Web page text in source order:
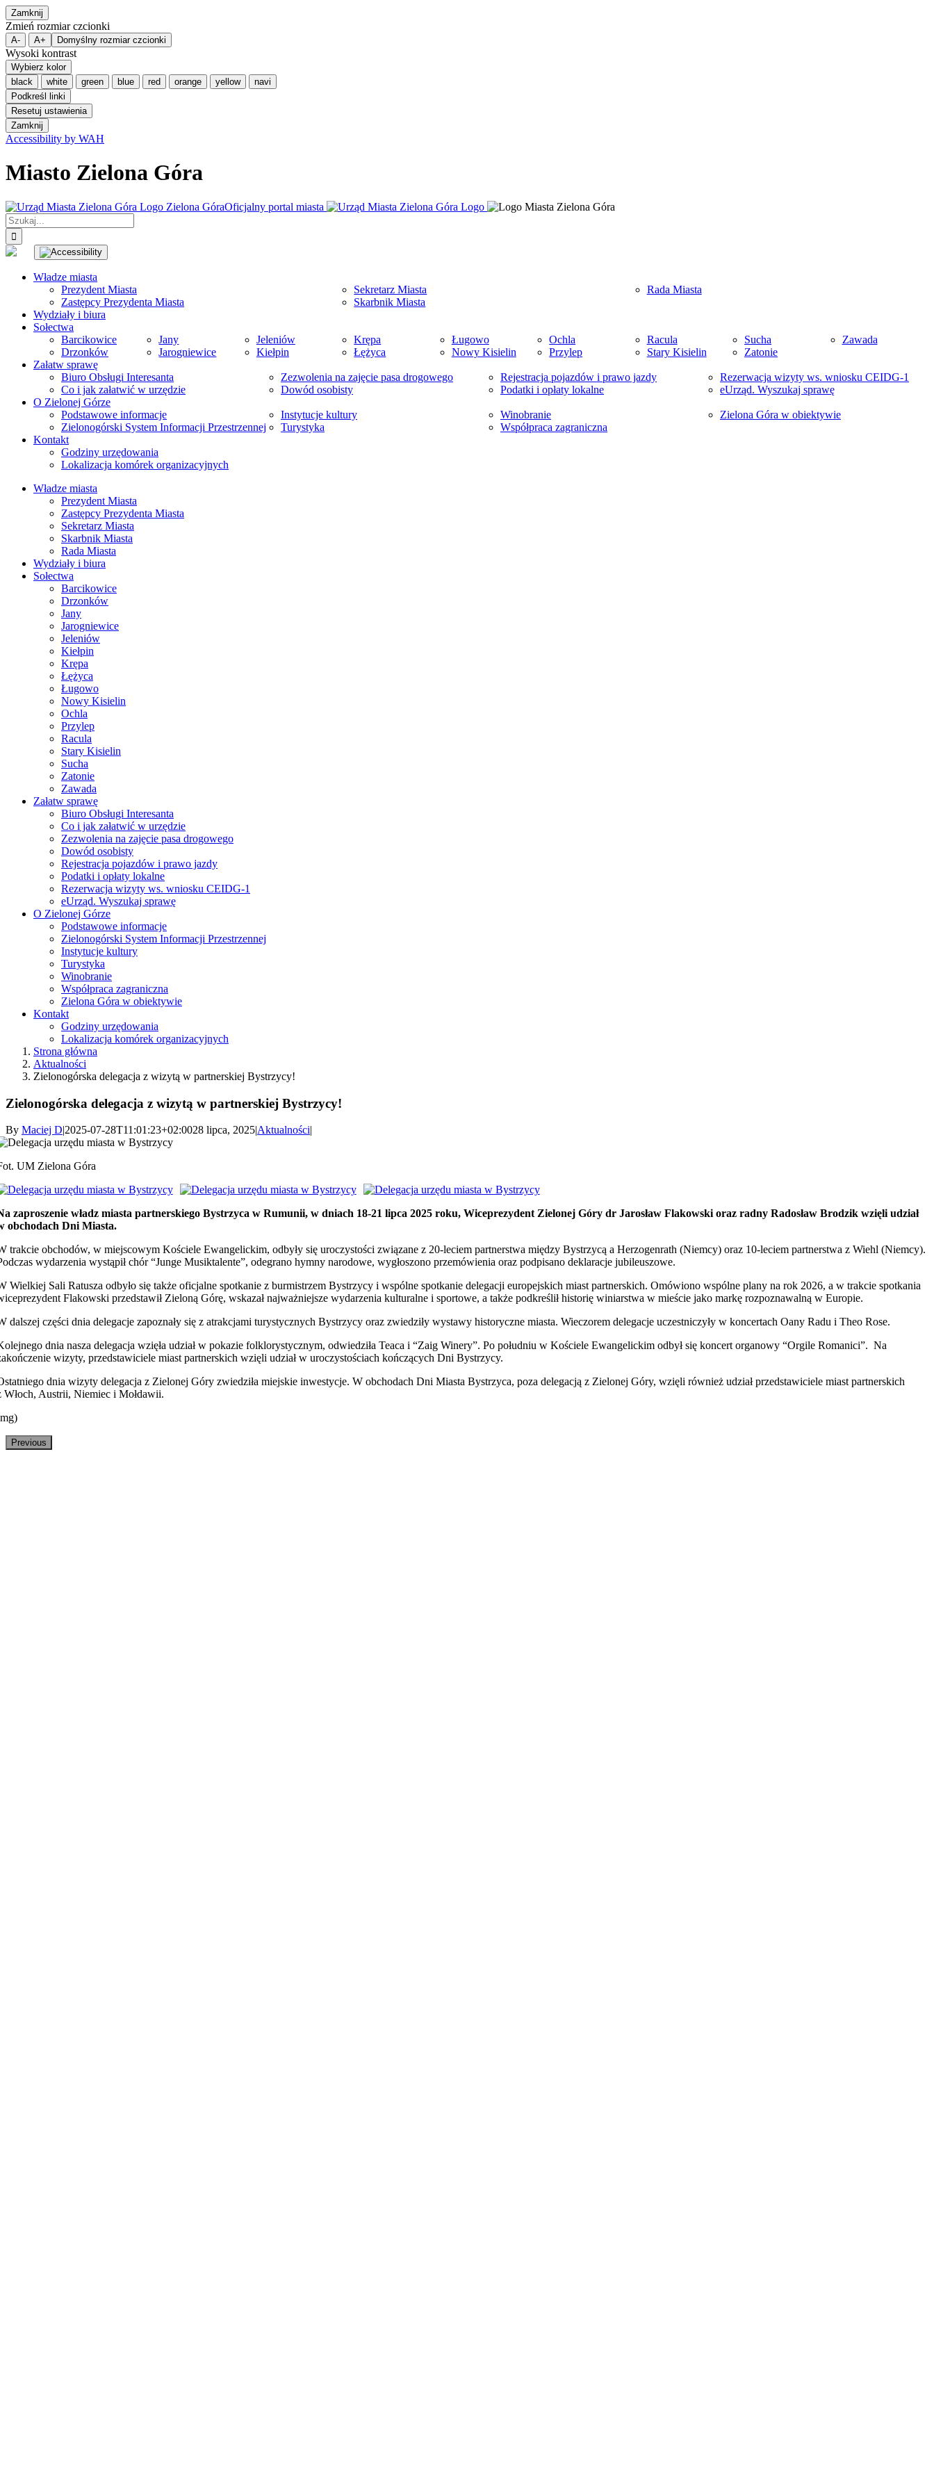
Zamknij
Zmień rozmiar czcionki
A- A+ Domyślny rozmiar czcionki
Wysoki kontrast
Wybierz kolor
black
white green blue red orange yellow
navi
Podkreśl linki
Resetuj ustawienia
Zamknij
Accessibility by WAH
do
zawartości
Miasto Zielona Góra
Zielona GóraOficjalny portal miasta
Szukaj
Facebook
X
YouTube
Instagram
LinkedIn
BIP
Władze miasta
Prezydent Miasta
Zastępcy Prezydenta Miasta
Sekretarz Miasta
Skarbnik Miasta
Rada Miasta
Wydziały i biura
Sołectwa
Barcikowice
Drzonków
Jany
Jarogniewice
Jeleniów
Kiełpin
Krępa
Łężyca
Ługowo
Nowy Kisielin
Ochla
Przylep
Racula
Stary Kisielin
Sucha
Zatonie
Zawada
Załatw sprawę
Biuro Obsługi Interesanta
Co i jak załatwić w urzędzie
Zezwolenia na zajęcie pasa drogowego
Dowód osobisty
Rejestracja pojazdów i prawo jazdy
Podatki i opłaty lokalne
Rezerwacja wizyty ws. wniosku CEIDG-1
eUrząd. Wyszukaj sprawę
O Zielonej Górze
Podstawowe informacje
Zielonogórski System Informacji Przestrzennej
Instytucje kultury
Turystyka
Winobranie
Współpraca zagraniczna
Zielona Góra w obiektywie
Kontakt
Godziny urzędowania
Lokalizacja komórek organizacyjnych
Władze miasta
Prezydent Miasta
Zastępcy Prezydenta Miasta
Sekretarz Miasta
Skarbnik Miasta
Rada Miasta
Wydziały i biura
Sołectwa
Barcikowice
Drzonków
Jany
Jarogniewice
Jeleniów
Kiełpin
Krępa
Łężyca
Ługowo
Nowy Kisielin
Ochla
Przylep
Racula
Stary Kisielin
Sucha
Zatonie
Zawada
Załatw sprawę
Biuro Obsługi Interesanta
Co i jak załatwić w urzędzie
Zezwolenia na zajęcie pasa drogowego
Dowód osobisty
Rejestracja pojazdów i prawo jazdy
Podatki i opłaty lokalne
Rezerwacja wizyty ws. wniosku CEIDG-1
eUrząd. Wyszukaj sprawę
O Zielonej Górze
Podstawowe informacje
Zielonogórski System Informacji Przestrzennej
Instytucje kultury
Turystyka
Winobranie
Współpraca zagraniczna
Zielona Góra w obiektywie
Kontakt
Godziny urzędowania
Lokalizacja komórek organizacyjnych
Strona główna
Aktualności
Zielonogórska delegacja z wizytą w partnerskiej Bystrzycy!
Zielonogórska delegacja z wizytą w partnerskiej Bystrzycy!
By Maciej D|2025-07-28T11:01:23+02:0028 lipca, 2025|Aktualności|
UM Zielona Góra
zaproszenie władz miasta partnerskiego Bystrzyca w Rumunii, w dniach 18-21 lipca 2025 roku, Wiceprezydent Zielonej Góry dr Jarosław Flakowski oraz radny Radosław Brodzik wzięli udział
obchodach Dni Miasta.
trakcie obchodów, w miejscowym Kościele Ewangelickim, odbyły się uroczystości związane z 20-leciem partnerstwa między Bystrzycą a Herzogenrath (Niemcy) oraz 10-leciem partnerstwa z Wiehl (Niemcy).
wydarzenia wystąpił chór “Junge Musiktalente”, odegrano hymny narodowe, wygłoszono przemówienia oraz podpisano deklaracje jubileuszowe.
Wielkiej Sali Ratusza odbyło się także oficjalne spotkanie z burmistrzem Bystrzycy i wspólne spotkanie delegacji europejskich miast partnerskich. Omówiono wspólne plany na rok 2026, a w trakcie spotkania
Flakowski przedstawił Zieloną Górę, wskazał najważniejsze wydarzenia kulturalne i sportowe, a także podkreślił historię winiarstwa w mieście jako markę rozpoznawalną w Europie.
dalszej części dnia delegacje zapoznały się z atrakcjami turystycznych Bystrzycy oraz zwiedziły wystawy historyczne miasta. Wieczorem delegacje uczestniczyły w koncertach Oany Radu i Theo Rose.
dnia nasza delegacja wzięła udział w pokazie folklorystycznym, odwiedziła Teaca i “Zaig Winery”. Po południu w Kościele Ewangelickim odbył się koncert organowy “Orgile Romanici”. Na
wizyty, przedstawiciele miast partnerskich wzięli udział w uroczystościach kończących Dni Bystrzycy.
dnia wizyty delegacja z Zielonej Góry zwiedziła miejskie inwestycje. W obchodach Dni Miasta Bystrzyca, poza delegacją z Zielonej Góry, wzięli również udział przedstawiciele miast partnerskich
Włoch, Austrii, Niemiec i Mołdawii.
Previous